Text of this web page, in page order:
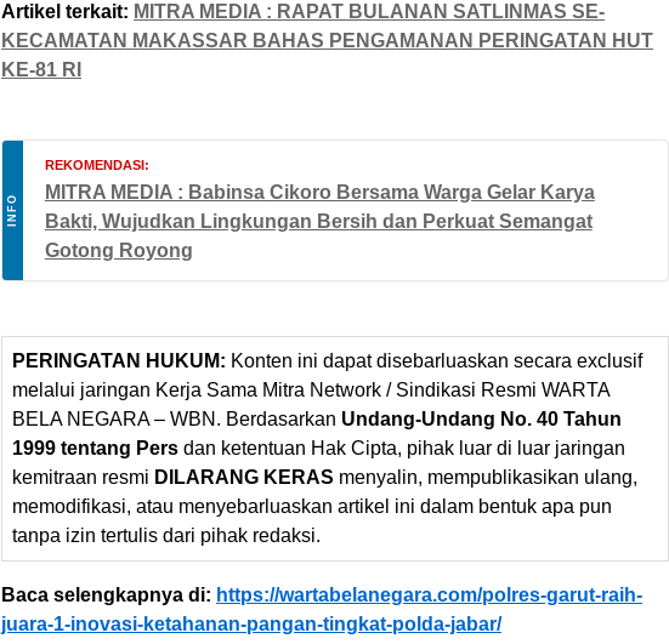
Artikel terkait: MITRA MEDIA : RAPAT BULANAN SATLINMAS SE-
KECAMATAN MAKASSAR BAHAS PENGAMANAN PERINGATAN HUT
KE-81 RI
INFO
REKOMENDASI:
MITRA MEDIA : Babinsa Cikoro Bersama Warga Gelar Karya
Bakti, Wujudkan Lingkungan Bersih dan Perkuat Semangat
Gotong Royong
PERINGATAN HUKUM: Konten ini dapat disebarluaskan secara exclusif
melalui jaringan Kerja Sama Mitra Network / Sindikasi Resmi WARTA
BELA NEGARA – WBN. Berdasarkan Undang-Undang No. 40 Tahun
1999 tentang Pers dan ketentuan Hak Cipta, pihak luar di luar jaringan
kemitraan resmi DILARANG KERAS menyalin, mempublikasikan ulang,
memodifikasi, atau menyebarluaskan artikel ini dalam bentuk apa pun
tanpa izin tertulis dari pihak redaksi.
Baca selengkapnya di: https://wartabelanegara.com/polres-garut-raih-
juara-1-inovasi-ketahanan-pangan-tingkat-polda-jabar/